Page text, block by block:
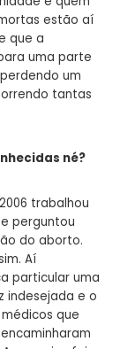
estão aí
que a
uma parte
um
tantas
né?
trabalhou
perguntou
do aborto.
Aí
particular uma
indesejada e o
que